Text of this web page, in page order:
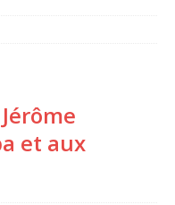
et aux